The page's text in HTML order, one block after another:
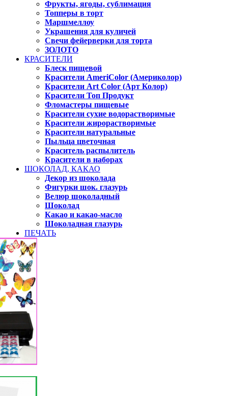
Фрукты, ягоды, сублимация
Топперы в торт
Маршмеллоу
Украшения для куличей
Свечи фейерверки для торта
ЗОЛОТО
КРАСИТЕЛИ
Блеск пищевой
Красители AmeriColor (Америколор)
Красители Art Color (Арт Колор)
Красители Топ Продукт
Фломастеры пищевые
Красители сухие водорастворимые
Красители жирорастворимые
Красители натуральные
Пыльца цветочная
Краситель распылитель
Красители в наборах
ШОКОЛАД, КАКАО
Декор из шоколада
Фигурки шок. глазурь
Велюр шоколадный
Шоколад
Какао и какао-масло
Шоколадная глазурь
ПЕЧАТЬ